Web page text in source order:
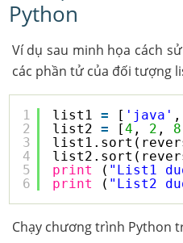
Python
Ví dụ sau minh họa cách
các phần tử của đối tượng
1
2
3
4
5
6
list1 = [ 'java' ,
list2 = [4 , 2 , 8
print
( "List1
print
( "List2
Chạy chương trình Python